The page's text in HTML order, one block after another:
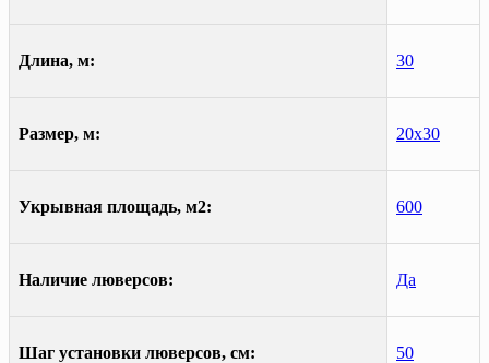
Длина, м: 30
Размер, м: 20х30
Укрывная площадь, м2: 600
Наличие люверсов: Да
Шаг установки люверсов, см: 50